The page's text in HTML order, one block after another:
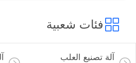
فئات شعبية
آلة تصنيع العلب